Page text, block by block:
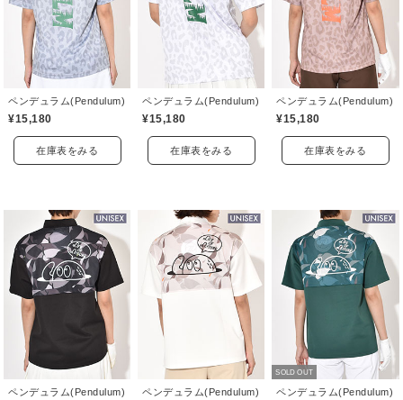
ペンデュラム(Pendulum)
¥15,180
在庫表をみる
ペンデュラム(Pendulum)
¥15,180
在庫表をみる
ペンデュラム(Pendulum)
¥15,180
在庫表をみる
ペンデュラム(Pendulum) ペンデュラム(Pendulum)
SOLD OUT
ペンデュラム(Pendulum)